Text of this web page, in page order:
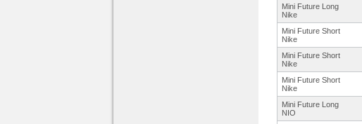
Mini Future Long
Nike
Mini Future Short
Nike
Mini Future Short
Nike
Mini Future Short
Nike
Mini Future Long
NIO